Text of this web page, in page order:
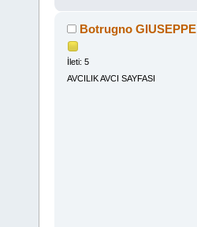
Botrugno GIUSEPPE
İleti: 5
AVCILIK AVCI SAYFASI